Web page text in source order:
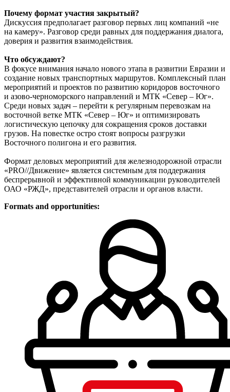
Почему формат участия закрытый?
Дискуссия предполагает разговор первых лиц компаний «не
на камеру». Разговор среди равных для поддержания диалога,
доверия и развития взаимодействия.
Что обсуждают?
В фокусе внимания начало нового этапа в развитии Евразии и
создание новых транспортных маршрутов. Комплексный план
мероприятий и проектов по развитию коридоров восточного
и азово-черноморского направлений и МТК «Север – Юг».
Среди новых задач – перейти к регулярным перевозкам на
восточной ветке МТК «Север – Юг» и оптимизировать
логистическую цепочку для сокращения сроков доставки
грузов. На повестке остро стоят вопросы разгрузки
Восточного полигона и его развития.
Формат деловых мероприятий для железнодорожной отрасли
«PRO//Движение» является системным для поддержания
беспрерывной и эффективной коммуникации руководителей
ОАО «РЖД», представителей отрасли и органов власти.
Formats and opportunities: